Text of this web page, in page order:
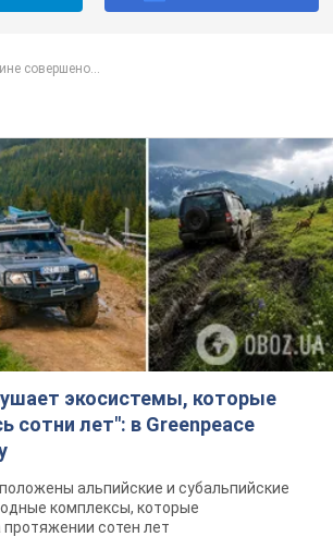
совершено...
экосистемы, которые
сотни лет": в Greenpeace
альпийские и субальпийские
комплексы, которые
сотен лет